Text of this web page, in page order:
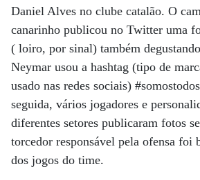
Daniel Alves no clube catalão. O
canarinho publicou no Twitter uma
( loiro, por sinal) também
Neymar usou a hashtag (tipo de
usado nas redes sociais)
seguida, vários jogadores e
diferentes setores publicaram fotos
torcedor responsável pela ofensa foi
dos jogos do time.